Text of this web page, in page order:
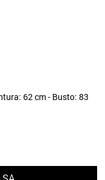
62 cm - Busto: 83